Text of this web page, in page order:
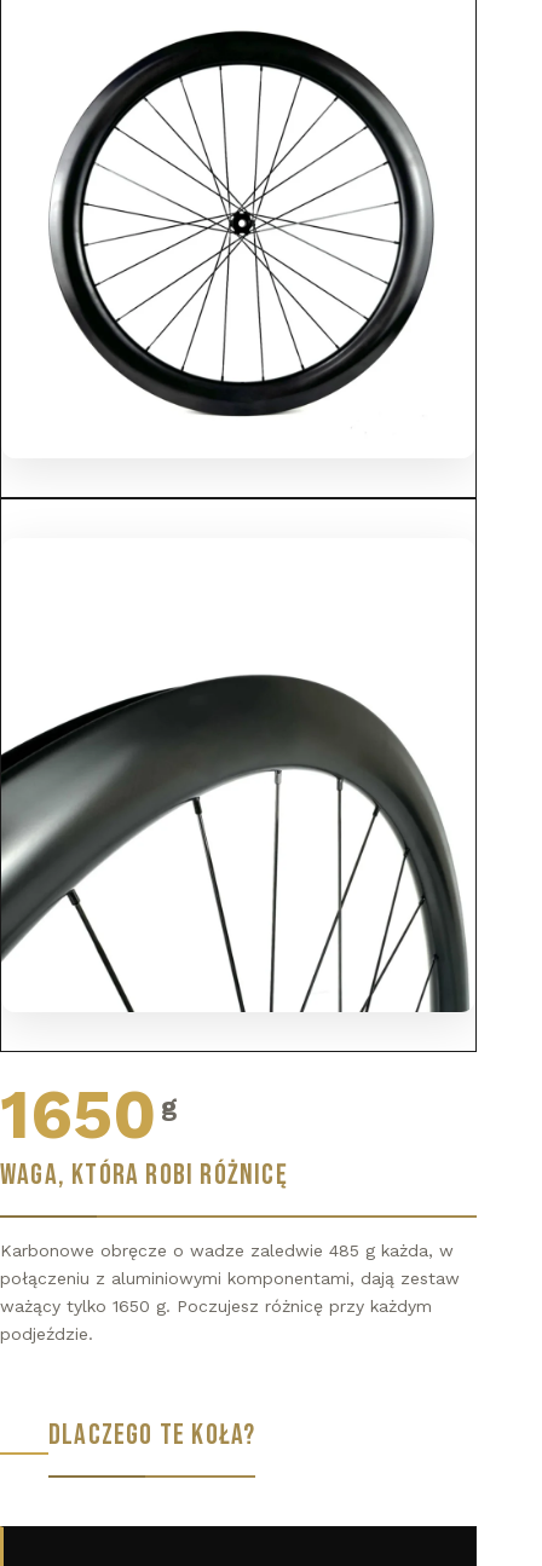
1650 g
WAGA, KTÓRA ROBI RÓŻNICĘ
Karbonowe obręcze o wadze zaledwie 485 g każda, w
połączeniu z aluminiowymi komponentami, dają zestaw
ważący tylko 1650 g. Poczujesz różnicę przy każdym
podjeździe.
DLACZEGO TE KOŁA?